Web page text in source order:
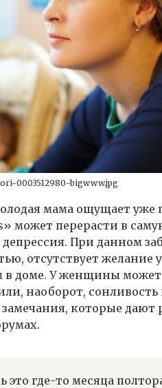
0003512980-bigwww.jpg
мама ощущает
может перерасти в
депрессия. При данном
отсутствует желание
в доме. У женщины
наоборот, сонливость
которые дают
где-то месяца